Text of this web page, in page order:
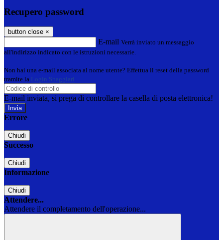
Recupero password
button close ×
E-mail Verrà inviato un messaggio
all'indirizzo indicato con le istruzioni necessarie.
Non hai una e-mail associata al nome utente? Effettua il reset della password
tramite la Login Spaggiari
E-mail inviata, si prega di controllare la casella di posta elettronica!
Errore
Chiudi
Successo
Chiudi
Informazione
Chiudi
Attendere...
Attendere il completamento dell'operazione...